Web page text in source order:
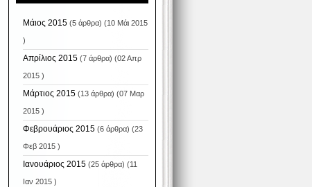
Μάιος 2015(5 άρθρα) (10 Μάι 2015
)
Απρίλιος 2015(7 άρθρα) (02 Απρ
2015 )
Μάρτιος 2015(13 άρθρα) (07 Μαρ
2015 )
Φεβρουάριος 2015(6 άρθρα) (23
Φεβ 2015 )
Ιανουάριος 2015(25 άρθρα) (11
Ιαν 2015 )